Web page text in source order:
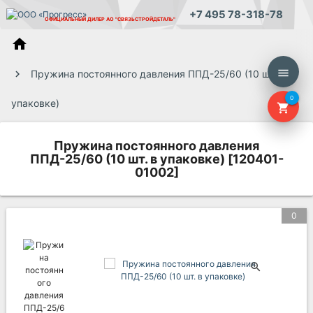
ОФИЦИАЛЬНЫЙ ДИЛЕР АО "СВЯЗЬСТРОЙДЕТАЛЬ" +7 495 78-318-78
menu
shopping_cart
0
home
Пружина постоянного давления ППД-25/60 (10 шт. в
упаковке)
Пружина постоянного давления
ППД-25/60 (10 шт. в упаковке) [120401-
01002]
0